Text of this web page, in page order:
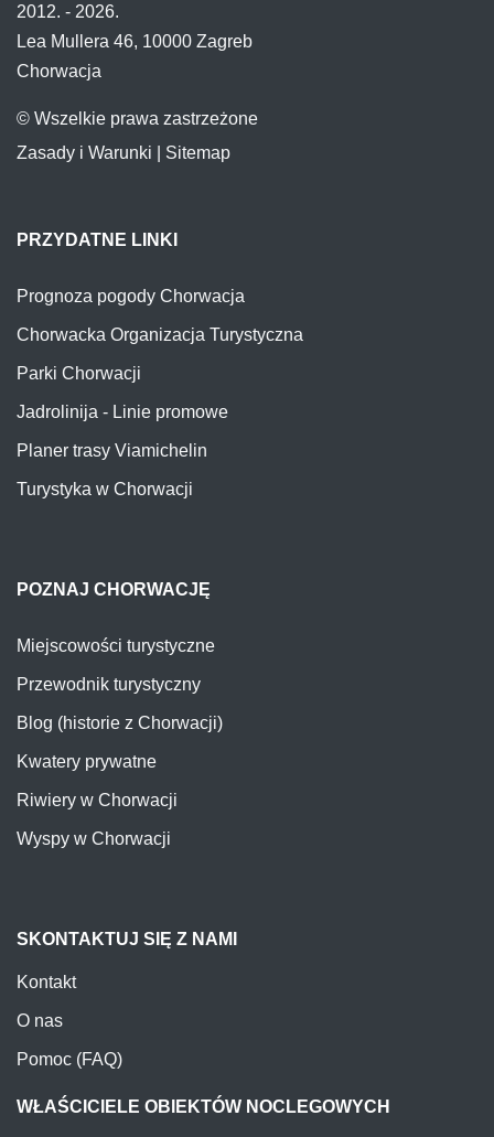
2012. - 2026.
Lea Mullera 46, 10000 Zagreb
Chorwacja
© Wszelkie prawa zastrzeżone
Zasady i Warunki
Sitemap
PRZYDATNE LINKI
Prognoza pogody Chorwacja
Chorwacka Organizacja Turystyczna
Parki Chorwacji
Jadrolinija - Linie promowe
Planer trasy Viamichelin
Turystyka w Chorwacji
POZNAJ CHORWACJĘ
Miejscowości turystyczne
Przewodnik turystyczny
Blog (historie z Chorwacji)
Kwatery prywatne
Riwiery w Chorwacji
Wyspy w Chorwacji
SKONTAKTUJ SIĘ Z NAMI
Kontakt
O nas
Pomoc (FAQ)
WŁAŚCICIELE OBIEKTÓW NOCLEGOWYCH